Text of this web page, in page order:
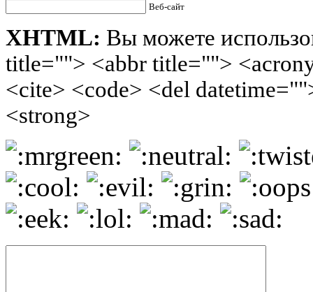
Веб-сайт
XHTML: Вы можете
title=""> <abbr title="">
<cite> <code> <del
<strong>